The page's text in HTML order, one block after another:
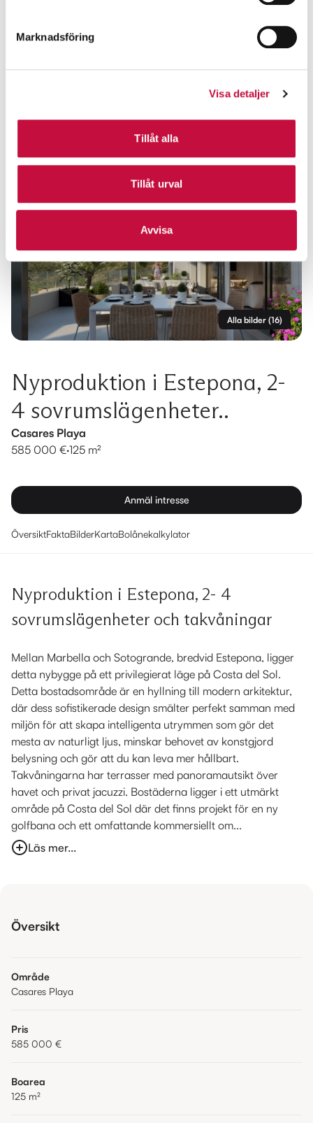
Marknadsföring
Visa detaljer
Tillåt alla
Tillåt urval
Avvisa
Alla bilder (16)
Nyproduktion i Estepona, 2-
4 sovrumslägenheter..
Casares Playa
585 000 €·125 m²
Anmäl intresse
ÖversiktFaktaBilderKartaBolånekalkylator
Nyproduktion i Estepona, 2- 4
sovrumslägenheter och takvåningar
Mellan Marbella och Sotogrande, bredvid Estepona, ligger
detta nybygge på ett privilegierat läge på Costa del Sol.
Detta bostadsområde är en hyllning till modern arkitektur,
där dess sofistikerade design smälter perfekt samman med
miljön för att skapa intelligenta utrymmen som gör det
mesta av naturligt ljus, minskar behovet av konstgjord
belysning och gör att du kan leva mer hållbart.
Takvåningarna har terrasser med panoramautsikt över
havet och privat jacuzzi. Bostäderna ligger i ett utmärkt
område på Costa del Sol där det finns projekt för en ny
golfbana och ett omfattande kommersiellt om...
Läs mer...
Översikt
Område
Casares Playa
Pris
585 000 €
Boarea
125 m²